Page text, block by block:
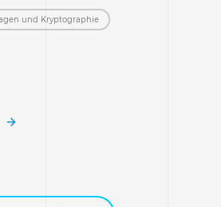
und Kryptographie